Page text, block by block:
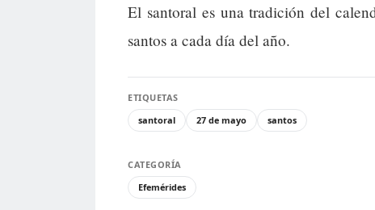
El santoral es una tradición del
santos a cada día del año.
ETIQUETAS
santoral
27 de mayo santos
CATEGORÍA
Efemérides